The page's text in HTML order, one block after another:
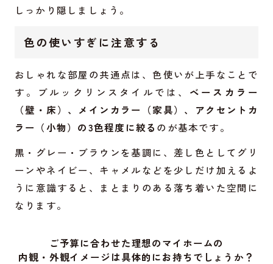
しっかり隠しましょう。
色の使いすぎに注意する
おしゃれな部屋の共通点は、色使いが上手なことで
す。ブルックリンスタイルでは、 ベースカラー
（壁・床）、メインカラー（家具）、アクセントカ
ラー（小物）の3色程度に絞る のが基本です。
黒・グレー・ブラウンを基調に、差し色としてグリ
ーンやネイビー、キャメルなどを少しだけ加えるよ
うに意識すると、まとまりのある落ち着いた空間に
なります。
ご予算に合わせた理想のマイホームの
内観・外観イメージは具体的にお持ちでしょうか？